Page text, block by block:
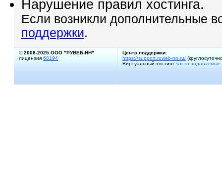
Нарушение правил хостинга.
Если возникли дополнительные
поддержки.
©2008-2025 ООО "РУВЕБ-НН"
лицензия 68194
Центр поддержки:
https://support.ruweb-nn.ru/
Виртуальный хостинг часто задаваемые